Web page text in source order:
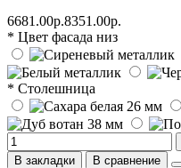
6681.00р.8351.00р.
* Цвет фасада низ
* Столешница
В закладки
В сравнение